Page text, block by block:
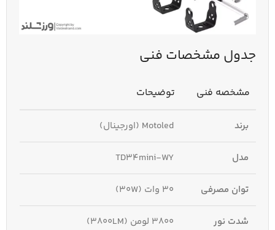
جدول مشخصات فنی
مشخصه فنی توضیحات
برند Motoled (اورجینال)
مدل TD34mini-WY
توان مصرفی ۳۰ وات (30W)
شدت نور ۳۸۰۰ لومن (3800LM)